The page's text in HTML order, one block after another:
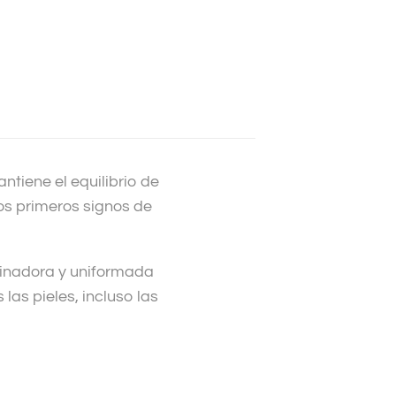
el equilibrio de
primeros signos de
y uniformada
pieles, incluso las